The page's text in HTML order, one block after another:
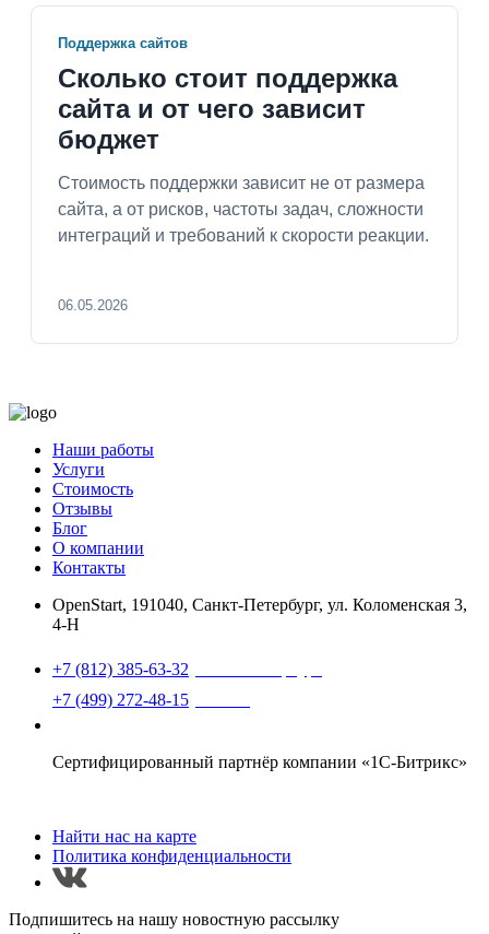
Поддержка сайтов
Сколько стоит поддержка
сайта и от чего зависит
бюджет
Стоимость поддержки зависит не от размера
сайта, а от рисков, частоты задач, сложности
интеграций и требований к скорости реакции.
06.05.2026
Наши работы
Услуги
Стоимость
Отзывы
Блог
О компании
Контакты
OpenStart, 191040, Санкт-Петербург, ул. Коломенская 3,
4-Н
+7 (812) 385-63-32
+7 (499) 272-48-15
Сертифицированный партнёр компании «1С-Битрикс»
Найти нас на карте
Политика конфиденциальности
Подпишитесь на нашу новостную рассылку